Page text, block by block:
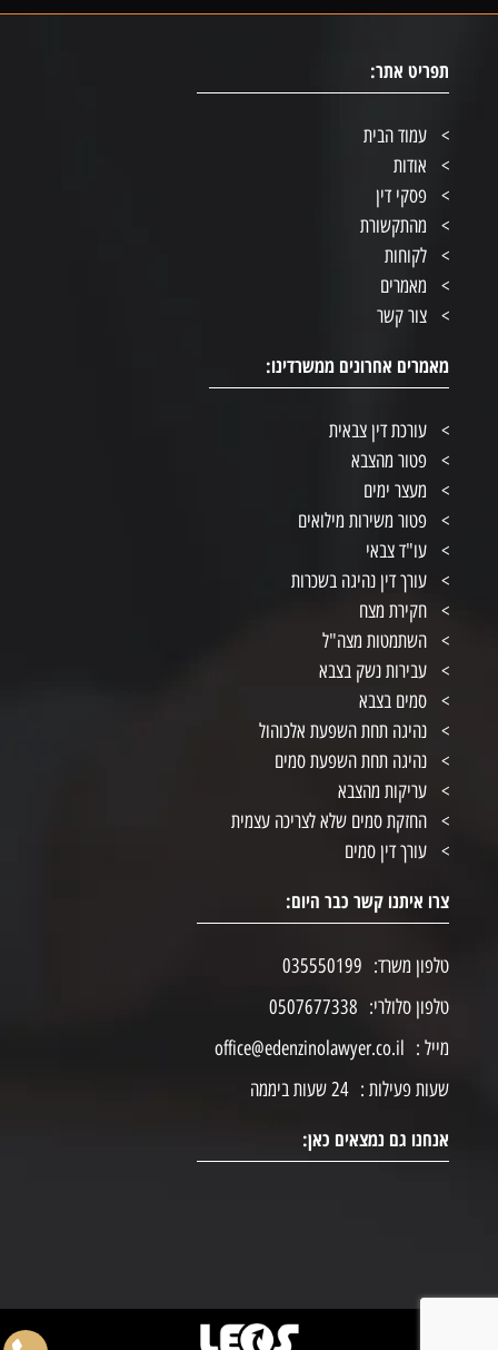
תפריט אתר:
עמוד הבית
אודות
פסקי דין
מהתקשורת
לקוחות
מאמרים
צור קשר
מאמרים אחרונים ממשרדינו:
עורכת דין צבאית
פטור מהצבא
מעצר ימים
פטור משירות מילואים
עו"ד צבאי
עורך דין נהיגה בשכרות
חקירת מצח
השתמטות מצה"ל
עבירות נשק בצבא
סמים בצבא
נהיגה תחת השפעת אלכוהול
נהיגה תחת השפעת סמים
עריקות מהצבא
החזקת סמים שלא לצריכה עצמית
עורך דין סמים
צרו איתנו קשר כבר היום:
טלפון משרד: 035550199
טלפון סלולרי: 0507677338
מייל : office@edenzinolawyer.co.il
שעות פעילות : 24 שעות ביממה
אנחנו גם נמצאים כאן: